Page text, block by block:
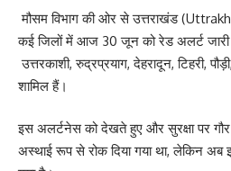
मौसम विभाग की ओर से उत्तराखंड
कई जिलों में आज 30 जून को रेड अलर्ट जारी
उत्तरकाशी, रुद्रप्रयाग, देहरादून, टिहरी,
शामिल हैं।
इस अलर्टनेस को देखते हुए और सुरक्षा पर गौर
अस्थाई रूप से रोक दिया गया था, लेकिन